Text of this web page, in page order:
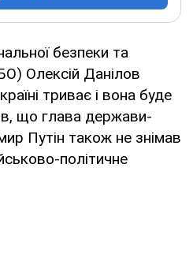
безпеки та
Олексій Данілов
триває і вона буде
що глава держави-
Путін також не знімав
політичне